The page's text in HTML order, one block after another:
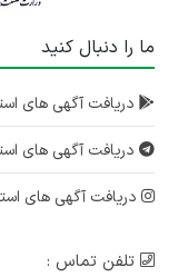
ما را دنبال کنید
دریافت آگهی های
دریافت آگهی های
دریافت آگهی های
تلفن تماس :